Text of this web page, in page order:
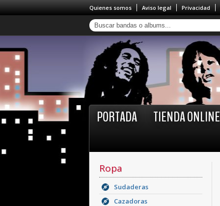
Quienes somos Aviso legal Privacidad
PORTADA TIENDA ONLINE
Ropa
Sudaderas
Cazadoras